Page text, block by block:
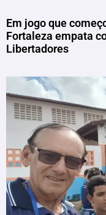
Em jogo que
Fortaleza empata
Libertadores